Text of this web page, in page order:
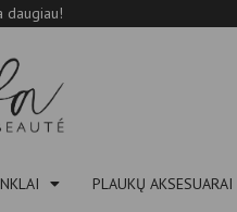
daugiau!
PLAUKŲ AKSESUARAI